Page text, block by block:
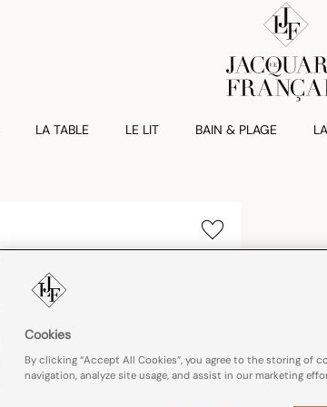
LA TABLE LE LIT BAIN & PLAGE
Cookies
By clicking “Accept All Cookies”, you agree to the storing of
navigation, analyze site usage, and assist in our marketing